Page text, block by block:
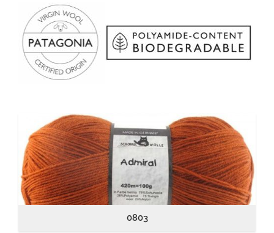
0803